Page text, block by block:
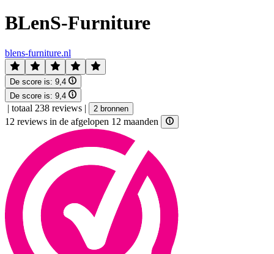
BLenS-Furniture
blens-furniture.nl
De score is: 9,4
De score is: 9,4
| totaal 238 reviews | 2 bronnen
12 reviews in de afgelopen 12 maanden